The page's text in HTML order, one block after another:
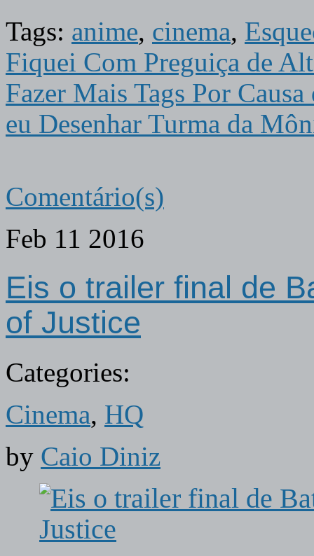
Tags: anime, cinema,
Fiquei Com Preguiça de
Fazer Mais Tags Por
eu Desenhar Turma da
Comentário(s)
Feb 11 2016
Eis o trailer final de
of Justice
Categories:
Cinema, HQ
by Caio Diniz